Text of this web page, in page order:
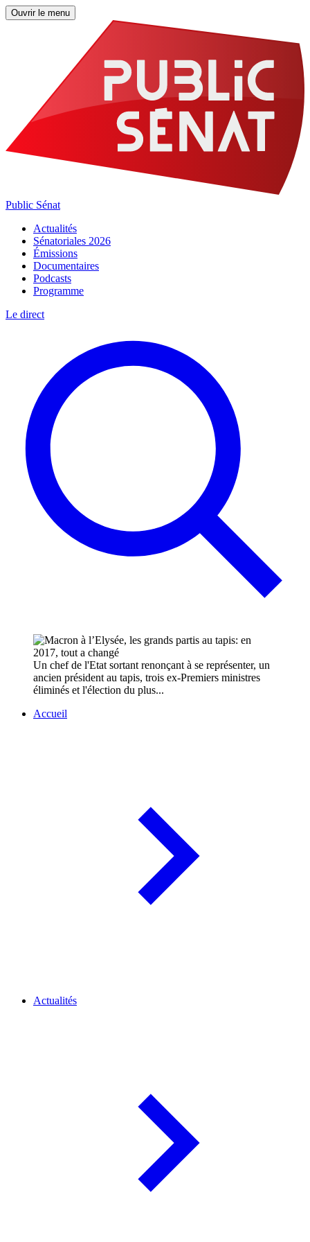
Ouvrir le menu
Public Sénat
Actualités
Sénatoriales 2026
Émissions
Documentaires
Podcasts
Programme
Le direct
Un chef de l'Etat sortant renonçant à se représenter, un
ancien président au tapis, trois ex-Premiers ministres
éliminés et l'élection du plus...
Accueil
Actualités